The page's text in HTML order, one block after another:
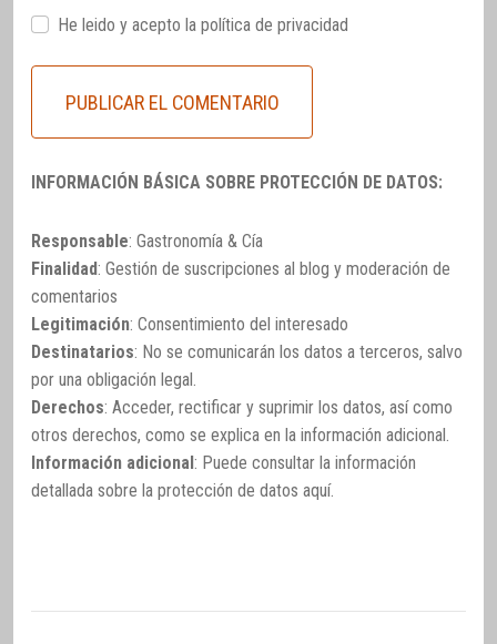
He leido y acepto la política de privacidad
INFORMACIÓN BÁSICA SOBRE PROTECCIÓN DE DATOS:
Responsable: Gastronomía & Cía
Finalidad: Gestión de suscripciones al blog y moderación de
comentarios
Legitimación: Consentimiento del interesado
Destinatarios: No se comunicarán los datos a terceros, salvo
por una obligación legal.
Derechos: Acceder, rectificar y suprimir los datos, así como
otros derechos, como se explica en la información adicional.
Información adicional: Puede consultar la información
detallada sobre la protección de datos aquí.